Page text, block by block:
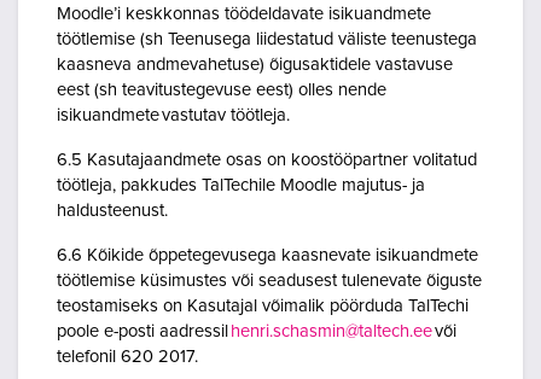
Moodle’i keskkonnas töödeldavate isikuandmete
töötlemise (sh Teenusega liidestatud väliste teenustega
kaasneva andmevahetuse) õigusaktidele vastavuse
eest (sh teavitustegevuse eest) olles nende
isikuandmete vastutav töötleja.
6.5 Kasutajaandmete osas on koostööpartner volitatud
töötleja, pakkudes TalTechile Moodle majutus- ja
haldusteenust.
6.6 Kõikide õppetegevusega kaasnevate isikuandmete
töötlemise küsimustes või seadusest tulenevate õiguste
teostamiseks on Kasutajal võimalik pöörduda TalTechi
poole e-posti aadressil henri.schasmin@taltech.eevõi
telefonil 620 2017.